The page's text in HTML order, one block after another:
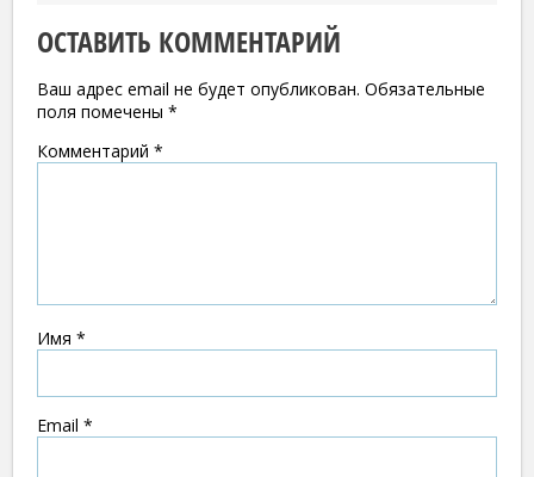
ОСТАВИТЬ КОММЕНТАРИЙ
Ваш адрес email не будет опубликован. Обязательные
поля помечены *
Комментарий *
Имя *
Email *